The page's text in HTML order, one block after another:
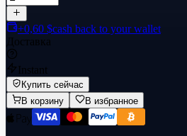
+0,60 $cash back to your wallet
Доставка
Instant
Купить сейчас
В корзину
В избранное